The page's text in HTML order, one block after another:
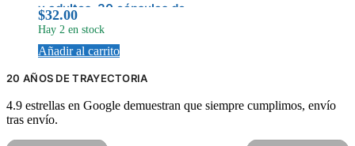
y adultos, 30 cápsulas de
liberación retardada
$32.00
Hay 2 en stock
Añadir al carrito
20 AÑOS DE TRAYECTORIA
4.9 estrellas en Google demuestran que siempre cumplimos, envío
tras envío.